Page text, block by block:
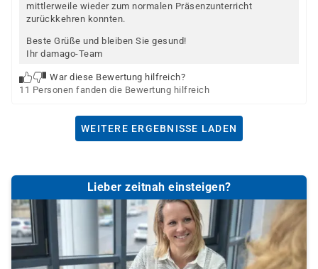
mittlerweile wieder zum normalen Präsenzunterricht
zurückkehren konnten.
Beste Grüße und bleiben Sie gesund!
Ihr damago-Team
War diese Bewertung hilfreich?
11 Personen fanden die Bewertung hilfreich
WEITERE ERGEBNISSE LADEN
Lieber zeitnah einsteigen?